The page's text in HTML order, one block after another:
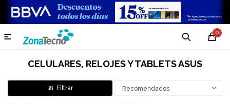
0

CELULARES, RELOJES Y TABLETS ASUS
Recomendados